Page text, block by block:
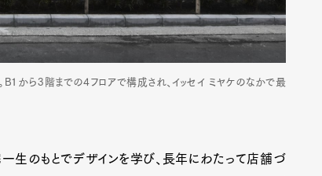
Lifestyle
から3階までの4フロアで構成され、イッセイ ミヤケのなかで最
生のもとでデザインを学び、長年にわたって店舗づ